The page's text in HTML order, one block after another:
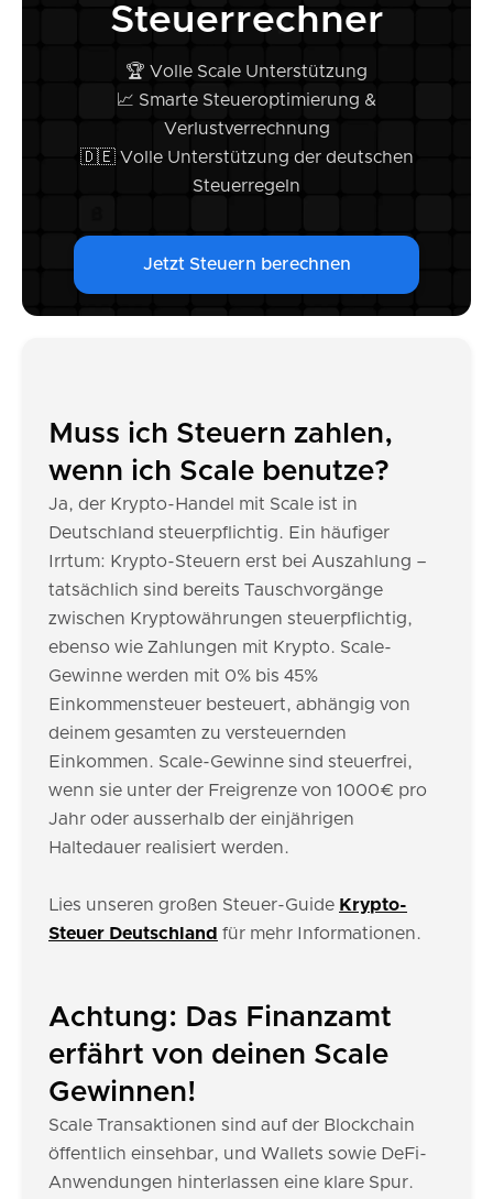
Steuerrechner
🏆 Volle Scale Unterstützung
📈 Smarte Steueroptimierung &
Verlustverrechnung
🇩🇪 Volle Unterstützung der deutschen
Steuerregeln
Jetzt Steuern berechnen
Muss ich Steuern zahlen,
wenn ich Scale benutze?
Ja, der Krypto-Handel mit Scale ist in
Deutschland steuerpflichtig. Ein häufiger
Irrtum: Krypto-Steuern erst bei Auszahlung –
tatsächlich sind bereits Tauschvorgänge
zwischen Kryptowährungen steuerpflichtig,
ebenso wie Zahlungen mit Krypto. Scale-
Gewinne werden mit 0% bis 45%
Einkommensteuer besteuert, abhängig von
deinem gesamten zu versteuernden
Einkommen. Scale-Gewinne sind steuerfrei,
wenn sie unter der Freigrenze von 1000€ pro
Jahr oder ausserhalb der einjährigen
Haltedauer realisiert werden.
Lies unseren großen Steuer-Guide Krypto-
Steuer Deutschland für mehr Informationen.
Achtung: Das Finanzamt
erfährt von deinen Scale
Gewinnen!
Scale Transaktionen sind auf der Blockchain
öffentlich einsehbar, und Wallets sowie DeFi-
Anwendungen hinterlassen eine klare Spur.